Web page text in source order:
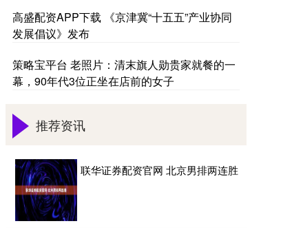
高盛配资APP下载 《京津冀“十五五”产业协同
发展倡议》发布
策略宝平台 老照片：清末旗人勋贵家就餐的一
幕，90年代3位正坐在店前的女子
推荐资讯
联华证券配资官网 北京男排两连胜